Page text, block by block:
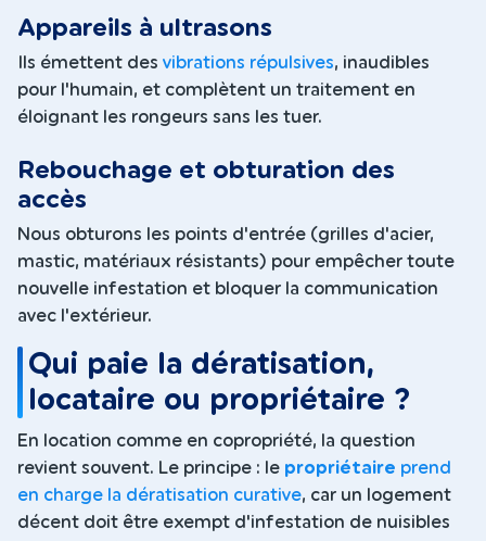
Appareils à ultrasons
Ils émettent des vibrations répulsives, inaudibles
pour l'humain, et complètent un traitement en
éloignant les rongeurs sans les tuer.
Rebouchage et obturation des
accès
Nous obturons les points d'entrée (grilles d'acier,
mastic, matériaux résistants) pour empêcher toute
nouvelle infestation et bloquer la communication
avec l'extérieur.
Qui paie la dératisation,
locataire ou propriétaire ?
En location comme en copropriété, la question
revient souvent. Le principe : le propriétaire prend
en charge la dératisation curative, car un logement
décent doit être exempt d'infestation de nuisibles